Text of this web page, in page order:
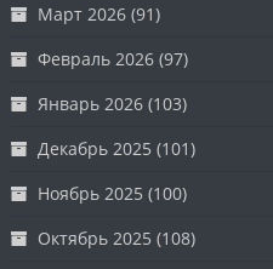
Март 2026 (91)
Февраль 2026 (97)
Январь 2026 (103)
Декабрь 2025 (101)
Ноябрь 2025 (100)
Октябрь 2025 (108)